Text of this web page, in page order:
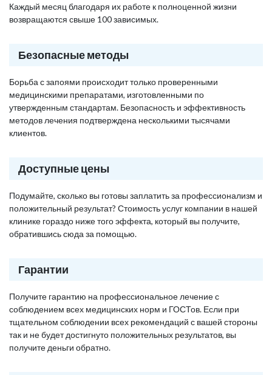
Каждый месяц благодаря их работе к полноценной жизни
возвращаются свыше 100 зависимых.
Безопасные методы
Борьба с запоями происходит только проверенными
медицинскими препаратами, изготовленными по
утвержденным стандартам. Безопасность и эффективность
методов лечения подтверждена несколькими тысячами
клиентов.
Доступные цены
Подумайте, сколько вы готовы заплатить за профессионализм и
положительный результат? Стоимость услуг компании в нашей
клинике гораздо ниже того эффекта, который вы получите,
обратившись сюда за помощью.
Гарантии
Получите гарантию на профессиональное лечение с
соблюдением всех медицинских норм и ГОСТов. Если при
тщательном соблюдении всех рекомендаций с вашей стороны
так и не будет достигнуто положительных результатов, вы
получите деньги обратно.